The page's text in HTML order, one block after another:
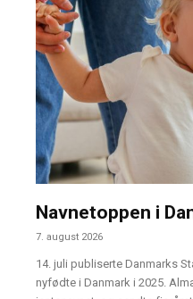
Navnetoppen i
7. august 2026
14. juli publiserte Danmarks
nyfødte i Danmark i 2025.